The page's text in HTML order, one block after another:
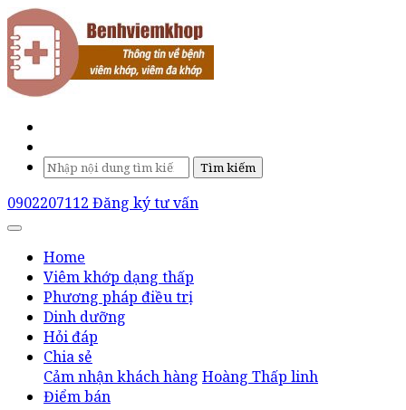
Tìm kiếm
0902207112 Đăng ký tư vấn
Home
Viêm khớp dạng thấp
Phương pháp điều trị
Dinh dưỡng
Hỏi đáp
Chia sẻ
Cảm nhận khách hàng Hoàng Thấp linh
Điểm bán